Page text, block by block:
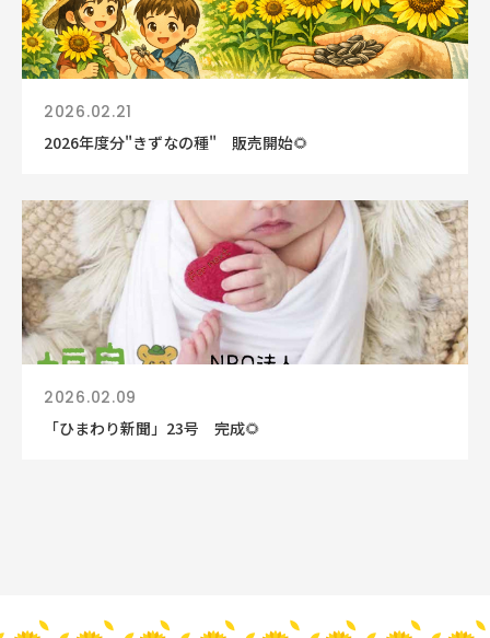
2026.02.21
2026年度分"きずなの種" 販売開始🌻
2026.02.09
「ひまわり新聞」23号 完成🌻